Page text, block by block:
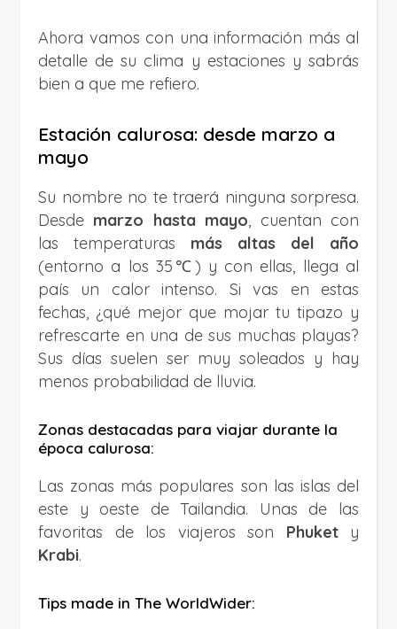
Ahora vamos con una información más al
detalle de su clima y estaciones y sabrás
bien a que me refiero.
Estación calurosa: desde marzo a
mayo
Su nombre no te traerá ninguna sorpresa.
Desde marzo hasta mayo , cuentan con
las temperaturas más altas del año
(entorno a los 35℃) y con ellas, llega al
país un calor intenso. Si vas en estas
fechas, ¿qué mejor que mojar tu tipazo y
refrescarte en una de sus muchas playas?
Sus días suelen ser muy soleados y hay
menos probabilidad de lluvia.
Zonas destacadas para viajar durante la
época calurosa:
Las zonas más populares son las islas del
este y oeste de Tailandia. Unas de las
favoritas de los viajeros son Phukety
Krabi.
Tips made in The WorldWider: